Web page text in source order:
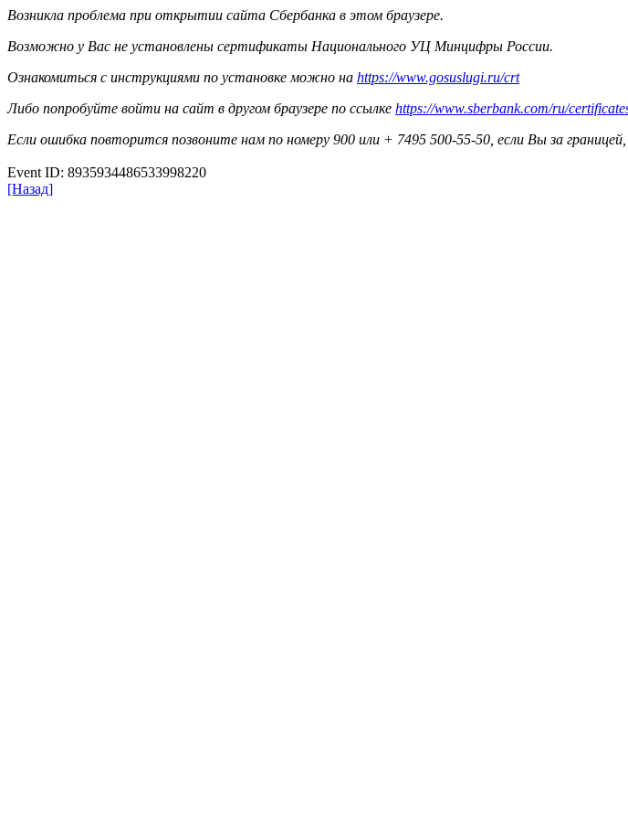
Возникла проблема при открытии сайта Сбербанка в этом браузере.
Возможно у Вас не установлены сертификаты Национального УЦ Минцифры России.
Ознакомиться с инструкциями по установке можно на https://www.gosuslugi.ru/crt
Либо попробуйте войти на сайт в другом браузере по ссылке https://www.sberbank.com/ru/
Если ошибка повторится позвоните нам по номеру 900 или + 7495 500-55-50, если Вы за
Event ID: 8935934486533998220
[Назад]